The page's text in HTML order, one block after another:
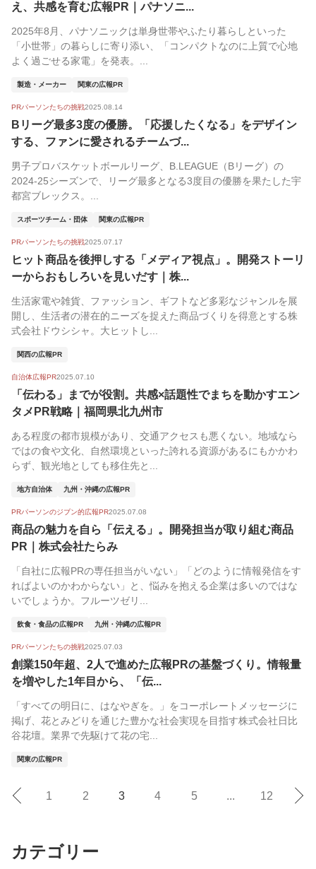
え、共感を育む広報PR｜パナソニ...
2025年8月、パナソニックは単身世帯やふたり暮らしといった
「小世帯」の暮らしに寄り添い、「コンパクトなのに上質で心地
よく過ごせる家電」を発表。...
製造・メーカー 関東の広報PR
PRパーソンたちの挑戦2025.08.14
Bリーグ最多3度の優勝。「応援したくなる」をデザイン
する、ファンに愛されるチームづ...
男子プロバスケットボールリーグ、B.LEAGUE（Bリーグ）の
2024-25シーズンで、リーグ最多となる3度目の優勝を果たした宇
都宮ブレックス。...
スポーツチーム・団体 関東の広報PR
PRパーソンたちの挑戦2025.07.17
ヒット商品を後押しする「メディア視点」。開発ストーリ
ーからおもしろいを見いだす｜株...
生活家電や雑貨、ファッション、ギフトなど多彩なジャンルを展
開し、生活者の潜在的ニーズを捉えた商品づくりを得意とする株
式会社ドウシシャ。大ヒットし...
関西の広報PR
自治体広報PR2025.07.10
「伝わる」までが役割。共感×話題性でまちを動かすエン
タメPR戦略｜福岡県北九州市
ある程度の都市規模があり、交通アクセスも悪くない。地域なら
ではの食や文化、自然環境といった誇れる資源があるにもかかわ
らず、観光地としても移住先と...
地方自治体 九州・沖縄の広報PR
PRパーソンのジブン的広報PR2025.07.08
商品の魅力を自ら「伝える」。開発担当が取り組む商品
PR｜株式会社たらみ
「自社に広報PRの専任担当がいない」「どのように情報発信をす
ればよいのかわからない」と、悩みを抱える企業は多いのではな
いでしょうか。フルーツゼリ...
飲食・食品の広報PR 九州・沖縄の広報PR
PRパーソンたちの挑戦2025.07.03
創業150年超、2人で進めた広報PRの基盤づくり。情報量
を増やした1年目から、「伝...
「すべての明日に、はなやぎを。」をコーポレートメッセージに
掲げ、花とみどりを通じた豊かな社会実現を目指す株式会社日比
谷花壇。業界で先駆けて花の宅...
関東の広報PR
1 2 3 4 5 ... 12
カテゴリー